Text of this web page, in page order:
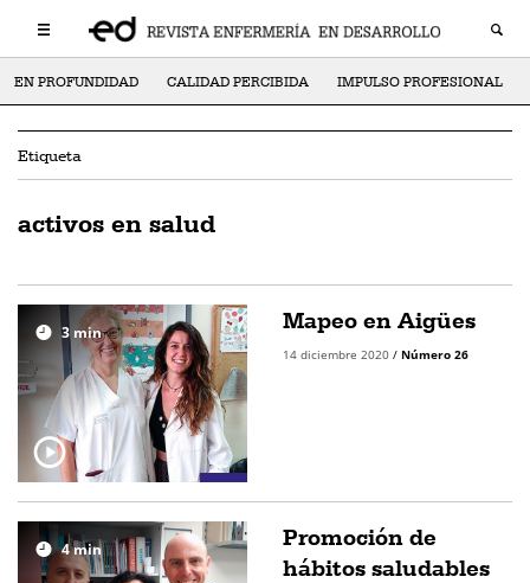
EN PROFUNDIDAD CALIDAD PERCIBIDA IMPULSO PROFESIONAL
Etiqueta
activos en salud
3min Mapeo en Aigües
14 diciembre 2020 / Número 26
4min
Promoción de
hábitos saludables